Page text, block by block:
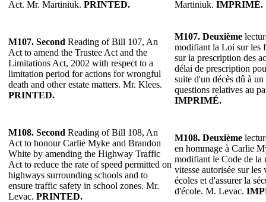
Act. Mr. Martiniuk. PRINTED. Martiniuk. IMPRIMÉ.
M107. Second Reading of Bill 107, An
Act to amend the Trustee Act and the
Limitations Act, 2002 with respect to a
limitation period for actions for wrongful
death and other estate matters. Mr. Klees.
PRINTED.
M107. Deuxième
modifiant la Loi sur les
sur la prescription des
délai de prescription
suite d'un décès dû à
questions relatives au
IMPRIMÉ.
M108. Second Reading of Bill 108, An
Act to honour Carlie Myke and Brandon
White by amending the Highway Traffic
Act to reduce the rate of speed permitted on
highways surrounding schools and to
ensure traffic safety in school zones. Mr.
Levac. PRINTED.
M108. Deuxième
en hommage à Carlie
modifiant le Code de la
vitesse autorisée sur
écoles et d'assurer la
d'école. M. Levac.